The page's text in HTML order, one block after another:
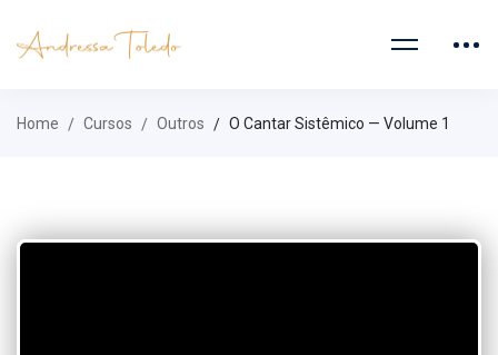
Home Cursos Outros O Cantar Sistêmico — Volume 1